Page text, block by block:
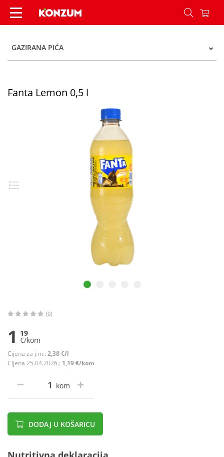
Fanta Lemon 0,5 l - Konzum
GAZIRANA PIĆA
Fanta Lemon 0,5 l
(0)
1 19
€/kom
Cijena za j.m.: 2,38 €/l
Cijena 25.04.2026.: 1,19 €/kom
kom
DODAJ U KOŠARICU